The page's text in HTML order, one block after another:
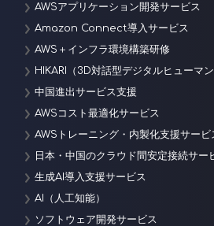
AWSアプリケーション開発サービス
Amazon Connect導入サービス
AWS＋インフラ環境構築研修
HIKARI（3D対話型デジタルヒューマン
中国進出サービス支援
AWSコスト最適化サービス
AWSトレーニング・内製化支援サービ
日本・中国のクラウド間安定接続サー
生成AI導入支援サービス
AI（人工知能）
ソフトウェア開発サービス